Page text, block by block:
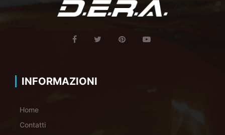
INFORMAZIONI
Home
Contatti